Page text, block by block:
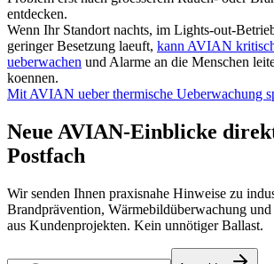
entdecken.
Wenn Ihr Standort nachts, im Lights-out-
geringer Besetzung laeuft, kann AVIAN
ueberwachen und Alarme an die Menschen
koennen.
Mit AVIAN ueber thermische Ueberwachung
Neue AVIAN-Einblicke
Postfach
Wir senden Ihnen praxisnahe Hinweise zu
Brandprävention, Wärmebildüberwachung und
aus Kundenprojekten. Kein unnötiger Ballast.